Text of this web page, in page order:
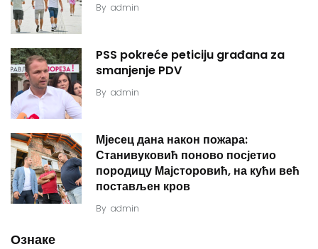
By admin
PSS pokreće peticiju građana za
smanjenje PDV
By admin
Мјесец дана након пожара:
Станивуковић поново посјетио
породицу Мајсторовић, на кући већ
постављен кров
By admin
Ознаке